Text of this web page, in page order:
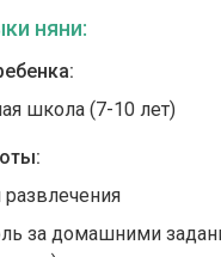
няни:
школа (7-10 лет)
за домашними